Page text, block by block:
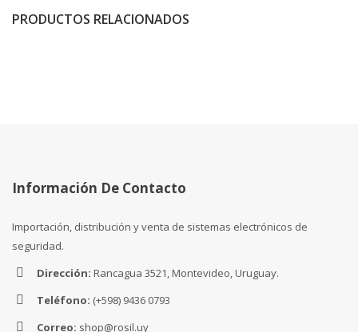
PRODUCTOS RELACIONADOS
Información De Contacto
Importación, distribución y venta de sistemas electrónicos de
seguridad.
Dirección: Rancagua 3521, Montevideo, Uruguay.
Teléfono: (+598) 9436 0793
Correo: shop@rosil.uy